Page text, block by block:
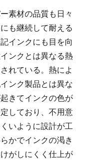
素材の品質も日々
も継続して耐える
インクにも目を向
ンクとは異なる熱
れている。熱によ
ンク製品とは異な
きてインクの色が
しており、不用意
いように設計が工
かでインクの渇き
がしにくく仕上が